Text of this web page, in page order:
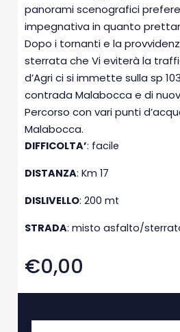
panorami scenografici
impegnativa in quanto
Dopo i tornanti e la
sterrata che Vi eviterà la
d’Agri ci si immette sulla sp
contrada Malabocca e di
Percorso con vari punti
Malabocca.
DIFFICOLTA’: facile
DISTANZA: Km 17
DISLIVELLO: 200 mt
STRADA: misto asfalto/
€0,00